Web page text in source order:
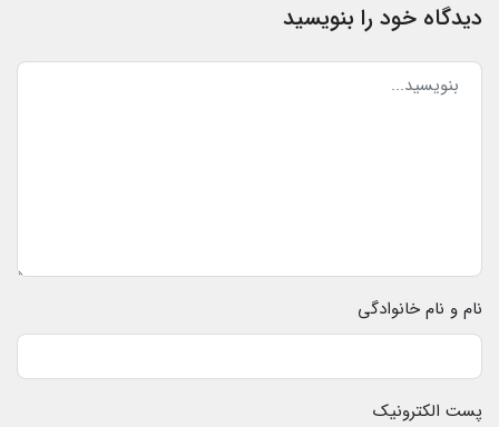
دیدگاه خود را بنویسید
نام و نام خانوادگی
پست الکترونیک